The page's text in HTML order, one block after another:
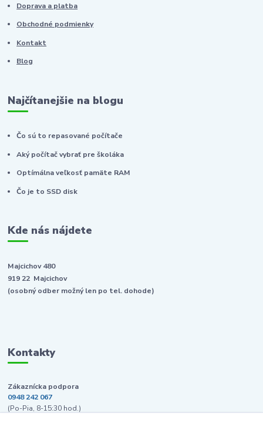
Doprava a platba
Obchodné podmienky
Kontakt
Blog
Najčítanejšie na blogu
Čo sú to repasované počítače
Aký počítač vybrať pre školáka
Optímálna veľkosť pamäte RAM
Čo je to SSD disk
Kde nás nájdete
Majcichov 480
919 22 Majcichov
(osobný odber možný len po tel. dohode)
Kontakty
Zákaznícka podpora
0948 242 067
(Po-Pia, 8-15:30 hod.)